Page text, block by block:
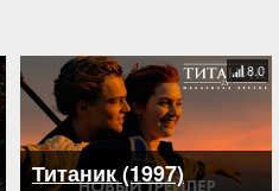
Титаник (1997)
8.0